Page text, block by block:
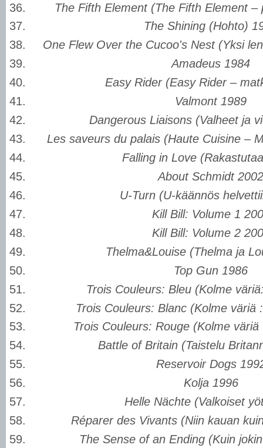
The Fifth Element (The Fifth Element –
The Shining (Hohto)
One Flew Over the Cucoo's Nest (Yksi
Amadeus 1984
Easy Rider (Easy Rider –
Valmont 1989
Dangerous Liaisons (Valheet ja
Les saveurs du palais (Haute Cuisine –
Falling in Love
About Schmidt 2002
U-Turn (U-käännös
Kill Bill: Volume 1
Kill Bill: Volume 2
Thelma&Louise (Thelma ja
Top Gun 1986
Trois Couleurs: Bleu (Kolme
Trois Couleurs: Blanc (Kolme väriä
Trois Couleurs: Rouge (Kolme
Battle of Britain (Taistelu
Reservoir Dogs
Kolja 1996
Helle Nächte (Valkoiset
Réparer des Vivants (Niin kauan
The Sense of an Ending (Kuin